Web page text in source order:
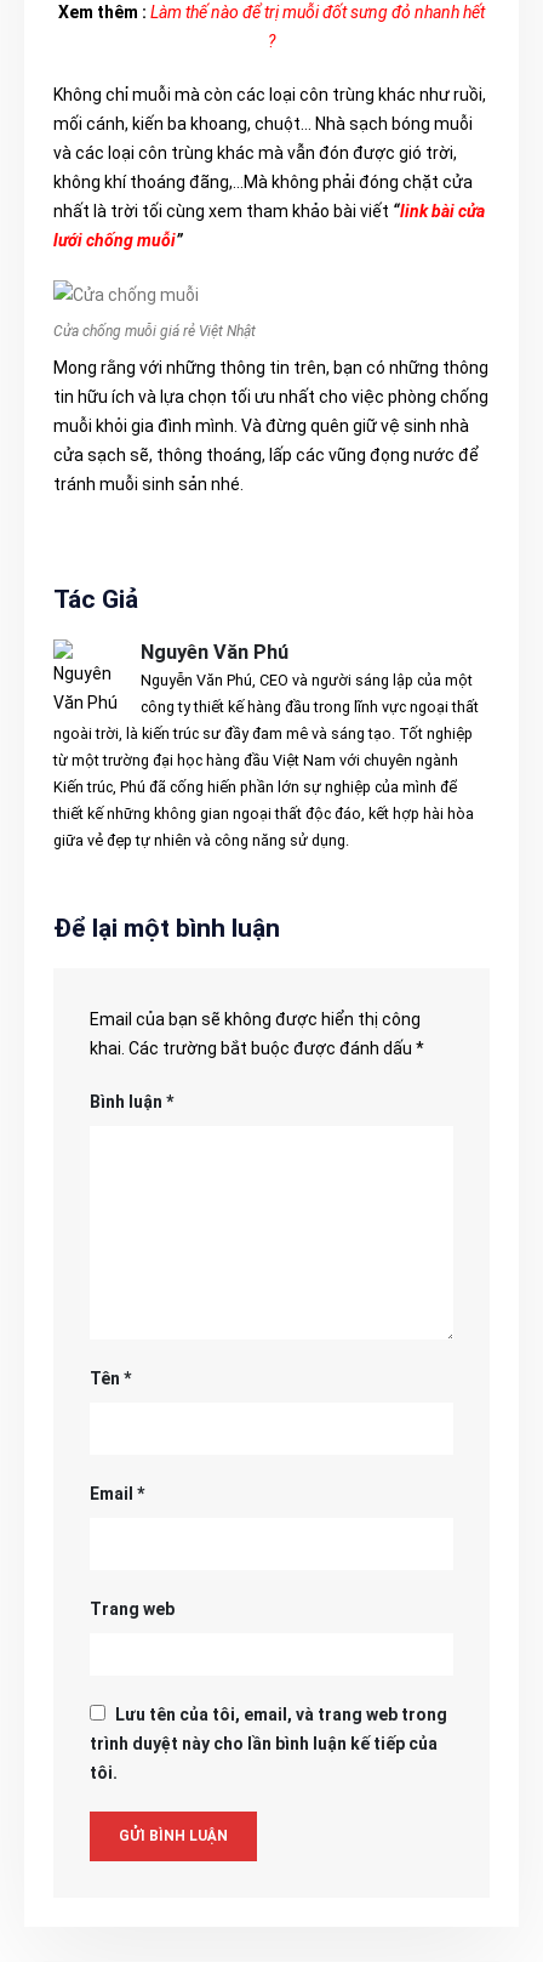
Xem thêm : Làm thế nào để trị muỗi đốt sưng đỏ nhanh hết
?
Không chỉ muỗi mà còn các loại côn trùng khác như ruồi,
mối cánh, kiến ba khoang, chuột… Nhà sạch bóng muỗi
và các loại côn trùng khác mà vẫn đón được gió trời,
không khí thoáng đãng,…Mà không phải đóng chặt cửa
nhất là trời tối cùng xem tham khảo bài viết “link bài cửa
lưới chống muỗi”
Cửa chống muỗi giá rẻ Việt Nhật
Mong rằng với những thông tin trên, bạn có những thông
tin hữu ích và lựa chọn tối ưu nhất cho việc phòng chống
muỗi khỏi gia đình mình. Và đừng quên giữ vệ sinh nhà
cửa sạch sẽ, thông thoáng, lấp các vũng đọng nước để
tránh muỗi sinh sản nhé.
Tác Giả
Nguyên Văn Phú
Nguyễn Văn Phú, CEO và người sáng lập của một
công ty thiết kế hàng đầu trong lĩnh vực ngoại thất
ngoài trời, là kiến trúc sư đầy đam mê và sáng tạo. Tốt nghiệp
từ một trường đại học hàng đầu Việt Nam với chuyên ngành
Kiến trúc, Phú đã cống hiến phần lớn sự nghiệp của mình để
thiết kế những không gian ngoại thất độc đáo, kết hợp hài hòa
giữa vẻ đẹp tự nhiên và công năng sử dụng.
Để lại một bình luận
Email của bạn sẽ không được hiển thị công
khai. Các trường bắt buộc được đánh dấu *
Bình luận *
Tên *
Email *
Trang web
Lưu tên của tôi, email, và trang web trong
trình duyệt này cho lần bình luận kế tiếp của
tôi.